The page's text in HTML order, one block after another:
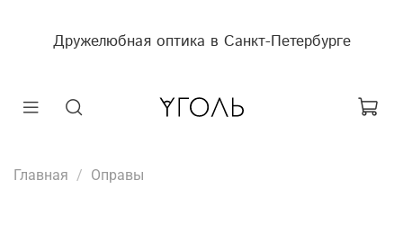
Дружелюбная оптика в Санкт-Петербурге
Главная Оправы